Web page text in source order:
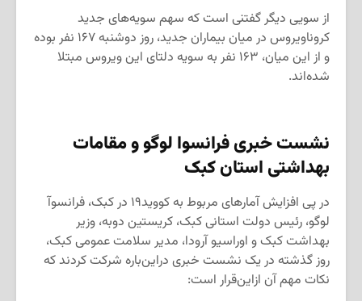
از سویی دیگر گفتنی است که سهم سویه‌های جدید
کروناویروس در میان بیماران جدید، روز دوشنبه ۱۶۷ نفر بوده
و از این میان، ۱۶۳ نفر به سویه دلتای این ویروس مبتلا
شده‌اند.
نشست خبری فرانسوا لوگو و مقامات
بهداشتی استان کبک
در پی افزایش آمارهای مربوط به کووید۱۹ در کبک، فرانسوآ
لوگو، رئیس دولت استانی کبک، کریستین دوبه، وزیر
بهداشت کبک و اوراسیو آرودا، مدیر سلامت عمومی کبک،
روز گذشته در یک نشست خبری دراین‌باره شرکت کردند که
نکات مهم آن ازاین‌قرار است: